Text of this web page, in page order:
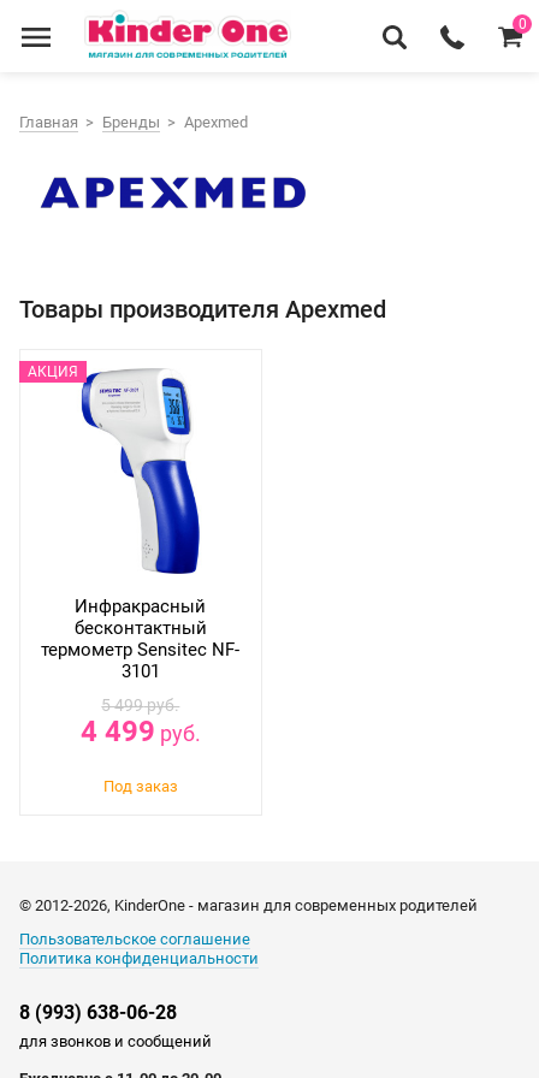
Главная Бренды Apexmed
Товары производителя Apexmed
Инфракрасный
бесконтактный
термометр Sensitec NF-
3101
5 499руб.
4 499 руб.
© 2012-2026, KinderOne - магазин для современных родителей
Пользовательское соглашение
Политика конфиденциальности
8 (993) 638-06-28
для звонков и сообщений
0